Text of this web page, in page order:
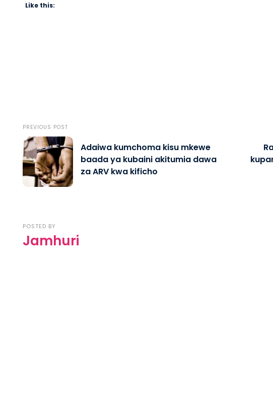
Like this:
PREVIOUS POST
Adaiwa kumchoma kisu mkewe
baada ya kubaini akitumia dawa
za ARV kwa kificho
POSTED BY
Jamhuri